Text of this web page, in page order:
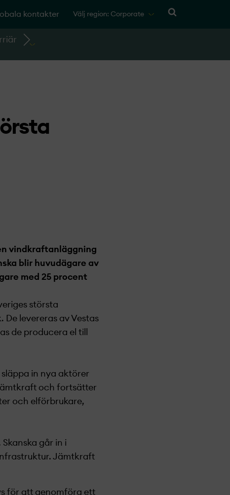
kontakter Välj region: Corporate
vindkraftanläggning
blir huvudägare av
med 25 procent
största
levereras av Vestas
de producera el till
in nya aktörer
och fortsätter
och elförbrukare,
går in i
Jämtkraft
för att genomföra ett